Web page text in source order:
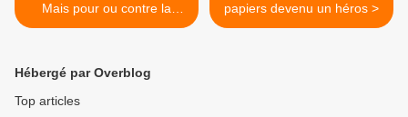
Mais pour ou contre la
liberté d'expression?
papiers devenu un héros >
Hébergé par Overblog
Top articles